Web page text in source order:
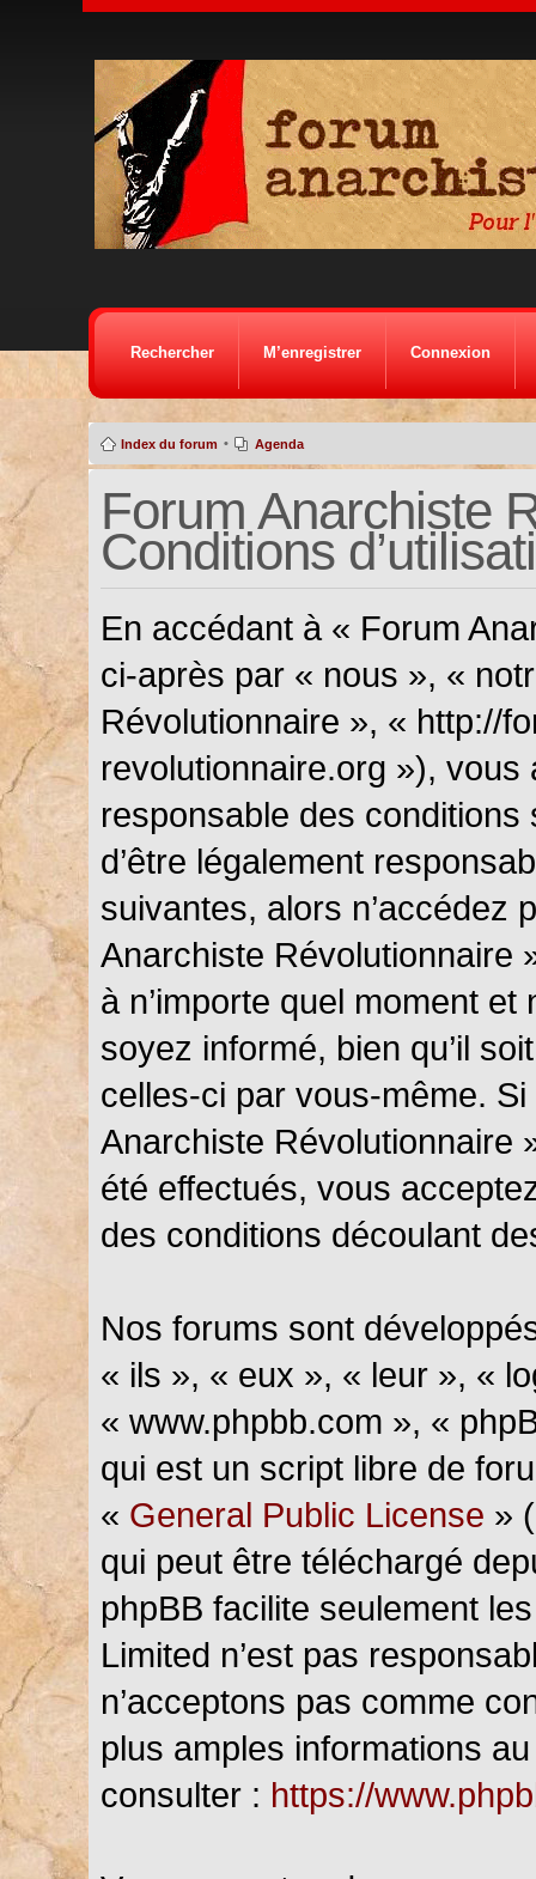
Rechercher M’enregistrer Connexion
Index du forum • Agenda
Forum Anarchiste
Conditions
En accédant à « Forum
ci-après par « nous », «
Révolutionnaire », « http://
revolutionnaire.org »), vous
responsable des conditions
d’être légalement
suivantes, alors n’accédez
Anarchiste Révolutionnaire
à n’importe quel moment
soyez informé, bien qu’il
celles-ci par vous-même.
Anarchiste Révolutionnaire
été effectués, vous
des conditions découlant
Nos forums sont
« ils », « eux », « leur », «
« www.phpbb.com », «
qui est un script libre de
« General Public License »
qui peut être téléchargé
phpBB facilite seulement
Limited n’est pas
n’acceptons pas comme
plus amples informations
consulter : https://